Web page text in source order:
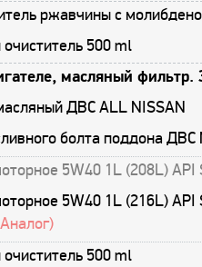
ржавчины с
500 ml
масляный фильтр.
ДВС ALL NISSAN
болта поддона ДВС
5W40 1L (208L) API
5W40 1L (216L) API
500 ml